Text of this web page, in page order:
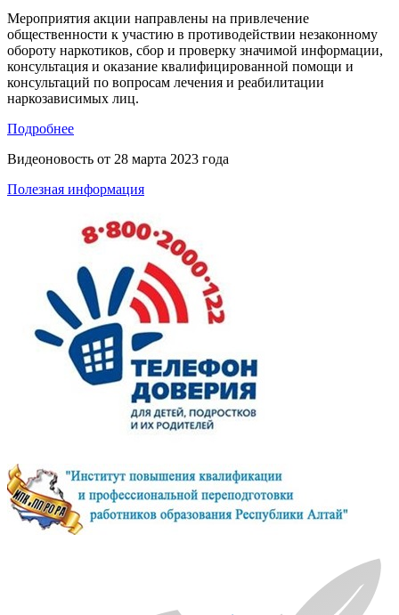
Мероприятия акции направлены на привлечение
общественности к участию в противодействии незаконному
обороту наркотиков, сбор и проверку значимой информации,
консультация и оказание квалифицированной помощи и
консультаций по вопросам лечения и реабилитации
наркозависимых лиц.
Подробнее
Видеоновость от 28 марта 2023 года
Полезная информация